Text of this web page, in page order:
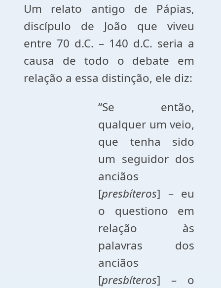
Um relato antigo de Pápias,
discípulo de João que viveu
entre 70 d.C. – 140 d.C. seria a
causa de todo o debate em
relação a essa distinção, ele diz:
“Se então,
qualquer um veio,
que tenha sido
um seguidor dos
anciãos
[presbíteros] – eu
o questiono em
relação às
palavras dos
anciãos
[presbíteros] – o